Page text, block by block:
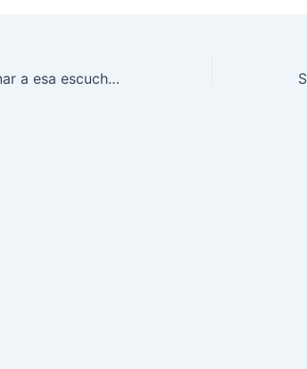
“Es necesario retornar a esa escucha de las legítimas demandas de la ciudadanía”: Camila Vallejo